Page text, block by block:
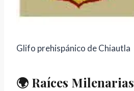
Glifo prehispánico de Chiautla
🌍 Raíces Milenarias